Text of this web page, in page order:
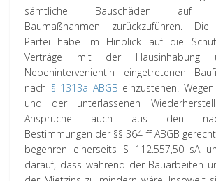
sämtliche Bauschäden auf
Baumaßnahmen zurückzuführen. Die
Partei habe im Hinblick auf die
Verträge mit der
Nebenintervenientin eingetretenen
nach § 1313a ABGB einzustehen.
und der unterlassenen
Ansprüche auch aus den
Bestimmungen der §§ 364 ff ABGB
begehren einerseits S 112.557,50 sA
darauf, dass während der Bauarbeiten